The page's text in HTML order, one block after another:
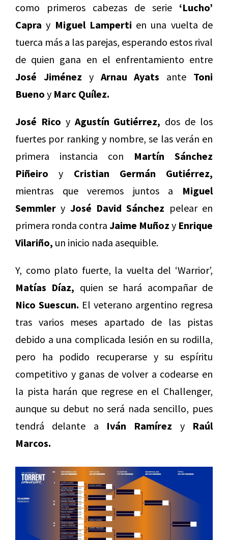
como primeros cabezas de serie ‘Lucho’
Capra y Miguel Lamperti en una vuelta de
tuerca más a las parejas, esperando estos rival
de quien gana en el enfrentamiento entre
José Jiménez y Arnau Ayats ante Toni
Bueno y Marc Quílez.
José Rico y Agustín Gutiérrez, dos de los
fuertes por ranking y nombre, se las verán en
primera instancia con Martín Sánchez
Piñeiro y Cristian Germán Gutiérrez,
mientras que veremos juntos a Miguel
Semmler y José David Sánchez pelear en
primera ronda contra Jaime Muñoz y Enrique
Vilariño, un inicio nada asequible.
Y, como plato fuerte, la vuelta del ‘Warrior’,
Matías Díaz, quien se hará acompañar de
Nico Suescun. El veterano argentino regresa
tras varios meses apartado de las pistas
debido a una complicada lesión en su rodilla,
pero ha podido recuperarse y su espíritu
competitivo y ganas de volver a codearse en
la pista harán que regrese en el Challenger,
aunque su debut no será nada sencillo, pues
tendrá delante a Iván Ramírez y Raúl
Marcos.